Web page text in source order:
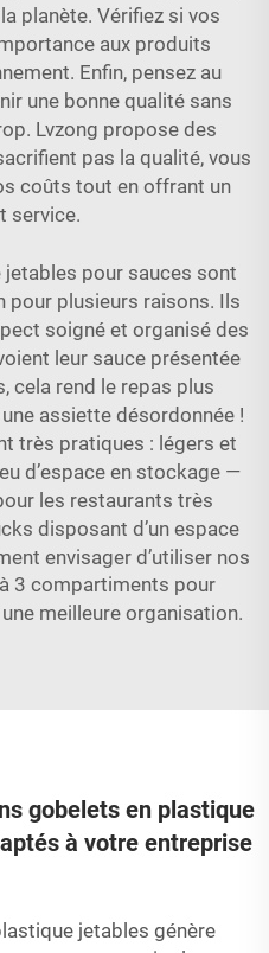
planète. Vérifiez si vos
aux produits
Enfin, pensez au
une bonne qualité sans
Lvzong propose des
pas la qualité, vous
coûts tout en offrant un
service.
pour sauces sont
pour plusieurs raisons. Ils
soigné et organisé des
leur sauce présentée
cela rend le repas plus
assiette désordonnée !
très pratiques : légers et
d’espace en stockage —
les restaurants très
disposant d’un espace
envisager d’utiliser nos
3 compartiments pour
meilleure organisation.
gobelets en plastique
à votre entreprise
jetables génère